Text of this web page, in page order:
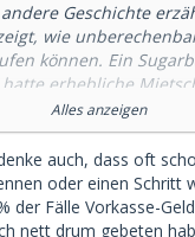
Geschichte
wie
können. Ein
erhebliche
der Wohnung. Die
selbst Kontakt zur
schließlich die
der Hausverwaltung
Konto.
Alles anzeigen
auch, dass oft
oder einen Schritt
der Fälle Vorkasse-
nett drum gebeten